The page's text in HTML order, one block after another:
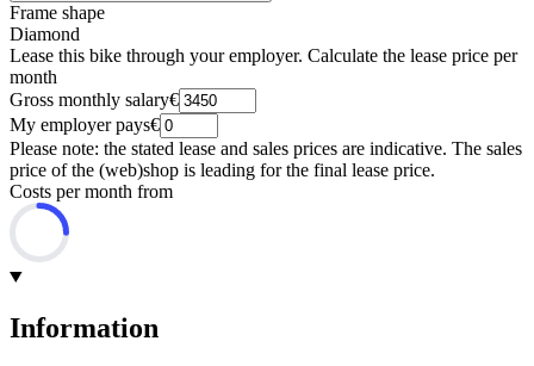
Frame shape
Diamond
Lease this bike through your employer. Calculate the lease price per
month
Gross monthly salary€
My employer pays€
Please note: the stated lease and sales prices are indicative. The sales
price of the (web)shop is leading for the final lease price.
Costs per month from
Information